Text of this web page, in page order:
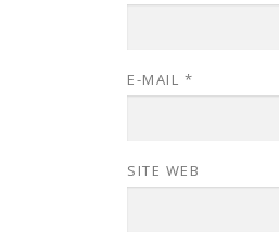
E-MAIL *
SITE WEB